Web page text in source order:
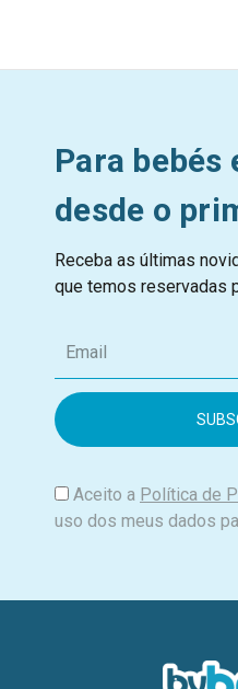
Para bebés
desde o
Receba as últimas
que temos reservadas
m
i
Aceito a Política de
uso dos meus dados